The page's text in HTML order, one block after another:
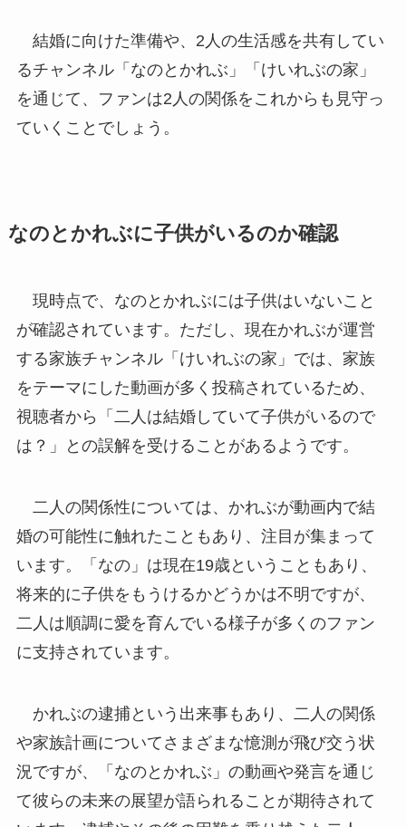
結婚に向けた準備や、2人の生活感を共有してい
るチャンネル「なのとかれぶ」「けいれぶの家」
を通じて、ファンは2人の関係をこれからも見守っ
ていくことでしょう。
なのとかれぶに子供がいるのか確認
現時点で、なのとかれぶには子供はいないこと
が確認されています。ただし、現在かれぶが運営
する家族チャンネル「けいれぶの家」では、家族
をテーマにした動画が多く投稿されているため、
視聴者から「二人は結婚していて子供がいるので
は？」との誤解を受けることがあるようです。
二人の関係性については、かれぶが動画内で結
婚の可能性に触れたこともあり、注目が集まって
います。「なの」は現在19歳ということもあり、
将来的に子供をもうけるかどうかは不明ですが、
二人は順調に愛を育んでいる様子が多くのファン
に支持されています。
かれぶの逮捕という出来事もあり、二人の関係
や家族計画についてさまざまな憶測が飛び交う状
況ですが、「なのとかれぶ」の動画や発言を通じ
て彼らの未来の展望が語られることが期待されて